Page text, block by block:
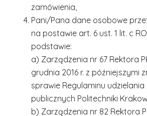
zamówienia,
Pani/Pana dane osobowe
na postawie art. 6 ust. 1 lit. c
podstawie:
a) Zarządzenia nr 67 Rektora
grudnia 2016 r. z późniejszymi
sprawie Regulaminu
publicznych Politechniki
b) Zarządzenia nr 82 Rektora